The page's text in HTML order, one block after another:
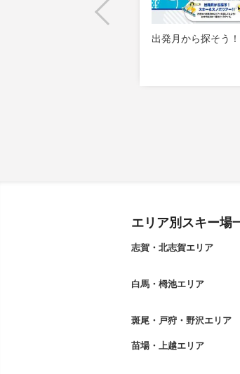
出発月から探そう！
エリア別スキー場
志賀・北志賀エリア
白馬・栂池エリア
斑尾・戸狩・野沢エリア
苗場・上越エリア